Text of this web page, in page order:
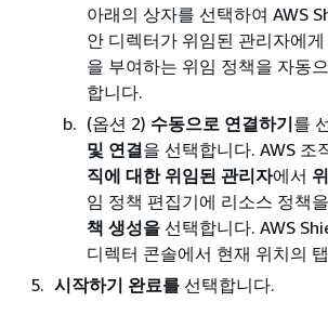
아래의 상자를 선택하여 AWS
안 디렉터가 위임된 관리자에
을 부여하는 위임 정책을 자동
합니다.
(옵션 2) 수동으로 연결하기를
및 연결을 선택합니다. AWS 조
직에 대한 위임된 관리자에서
임 정책 편집기에 리소스 정책
책 생성을 선택합니다. AWS
디렉터 콘솔에서 현재 위치의
시작하기 완료를 선택합니다.